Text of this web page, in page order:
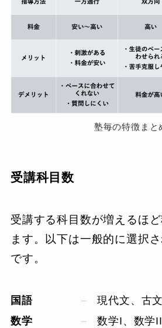
塾毎の特徴まと
受講科目数
受講する科目数が増えるほ
ます。以下は一般的に選択
です。
国語
現代文、古
数学
数学I、数学